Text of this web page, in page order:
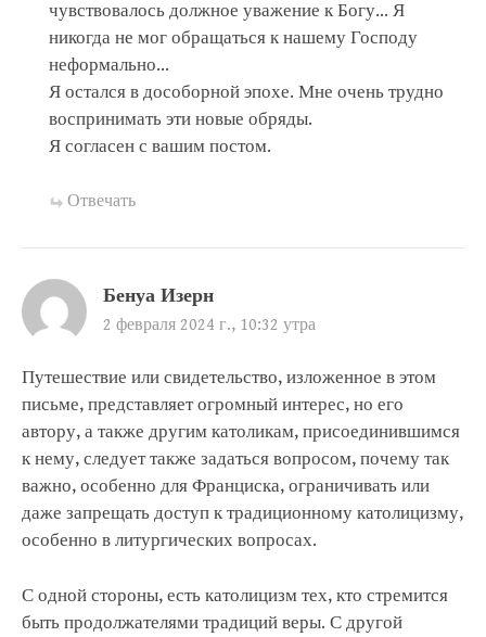
чувствовалось должное уважение к Богу… Я
никогда не мог обращаться к нашему Господу
неформально…
Я остался в дособорной эпохе. Мне очень трудно
воспринимать эти новые обряды.
Я согласен с вашим постом.
Отвечать
Бенуа Изерн
2 февраля 2024 г., 10:32 утра
Путешествие или свидетельство, изложенное в этом
письме, представляет огромный интерес, но его
автору, а также другим католикам, присоединившимся
к нему, следует также задаться вопросом, почему так
важно, особенно для Франциска, ограничивать или
даже запрещать доступ к традиционному католицизму,
особенно в литургических вопросах.
С одной стороны, есть католицизм тех, кто стремится
быть продолжателями традиций веры. С другой